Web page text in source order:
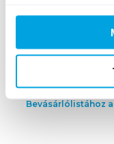
A termék megszűnt
Bevásárlólistához